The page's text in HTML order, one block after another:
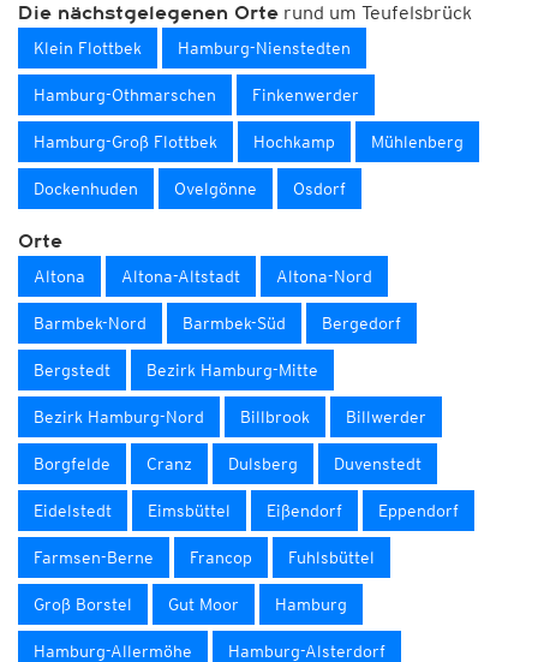
Die nächstgelegenen Orte rund um Teufelsbrück
Klein Flottbek Hamburg-Nienstedten
Hamburg-Othmarschen Finkenwerder
Hamburg-Groß Flottbek Hochkamp Mühlenberg
Dockenhuden Ovelgönne Osdorf
Orte
Altona Altona-Altstadt Altona-Nord
Barmbek-Nord Barmbek-Süd Bergedorf
Bergstedt Bezirk Hamburg-Mitte
Bezirk Hamburg-Nord Billbrook Billwerder
Borgfelde Cranz Dulsberg Duvenstedt
Eidelstedt Eimsbüttel Eißendorf Eppendorf
Farmsen-Berne Francop Fuhlsbüttel
Groß Borstel Gut Moor Hamburg
Hamburg-Allermöhe Hamburg-Alsterdorf